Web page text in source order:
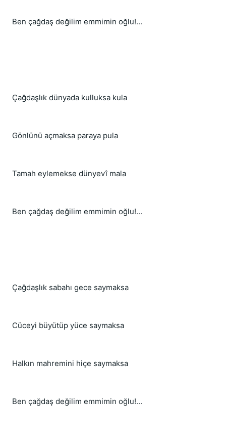
Ben çağdaş değilim emmimin oğlu!...
Çağdaşlık dünyada kulluksa kula
Gönlünü açmaksa paraya pula
Tamah eylemekse dünyevî mala
Ben çağdaş değilim emmimin oğlu!...
Çağdaşlık sabahı gece saymaksa
Cüceyi büyütüp yüce saymaksa
Halkın mahremini hiçe saymaksa
Ben çağdaş değilim emmimin oğlu!...